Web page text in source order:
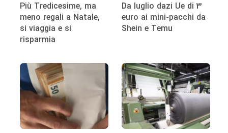
Più Tredicesime, ma
meno regali a Natale,
si viaggia e si
risparmia
Da luglio dazi Ue di 3
euro ai mini-pacchi da
Shein e Temu